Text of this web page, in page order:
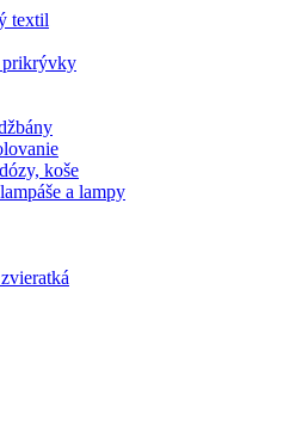
textil
prikrývky
koše
a lampy